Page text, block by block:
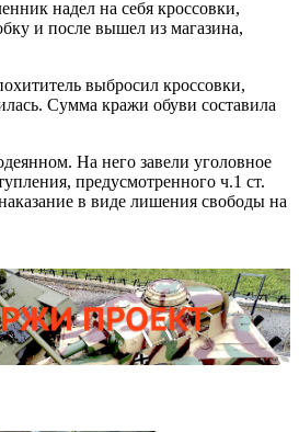
надел на себя кроссовки,
и после вышел из магазина,
выбросил кроссовки,
Сумма кражи обуви составила
На него завели уголовное
предусмотренного ч.1 ст.
в виде лишения свободы на